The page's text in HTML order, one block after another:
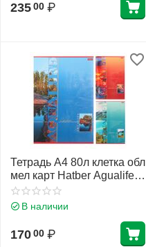
235 00 ₽
Тетрадь А4 80л клетка обл
мел карт Hatber Agualife
выб лак 80Т4вмB3
ассорти 3 вида
В наличии
170 00 ₽